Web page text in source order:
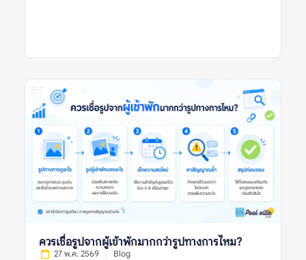
เพียงอย่างเดียว ควรดูหลายสัญญาณร่วมกัน ทั้งรูปจริงจากผู้เข้าพัก
ตัดสินใจ รีวิวพูลวิลล่าที่ดีหมายถึงอะไร? รีวิวพูลวิลล่าที่ดี คือรีวิวที่
ให้ข้อมูลเพียงพอสำหรับการตัดสินใจ ไม่ได้มีประโยชน์แค่เพราะให้
คะแนนสูง แต่ต้องบอกให้ชัดว่าที่พักดีในด้านใด มีข้อจำกัดอะไร
และเหมาะกับผู้เข้าพักแบบไหน รีวิวที่ดีควรตอบคำถามสำคัญ เช่น
บ้านตรงกับรูปไหม สระสะอาดหรือเปล่า ห้องนอนพอสำหรับจำนวน
คนจริงไหม ห้องน้ำใช้งานสะดวกไหม ทำเลเดินทางง่ายหรือไม่ และมี
ค่าใช้จ่ายเพิ่มเติมที่ควรรู้ก่อนจองหรือเปล่า ตัวอย่างรีวิวที่มีประโยชน์
คือรีวิวที่บอกว่า “ไป 10 คน ห้องนอนพอดี เตียงเสริมใช้ได้ สระน้ำ
สะอาด แต่ทางเข้าค่อนข้างแคบ ควรใช้รถส่วนตัว” รีวิวแบบนี้ช่วยให้
ผู้อ่านประเมินได้ดีกว่าคำสั้น ๆ […]
ควรเชื่อรูปจากผู้เข้าพักมากกว่ารูปทางการไหม?
27 พ.ค. 2569 Blog